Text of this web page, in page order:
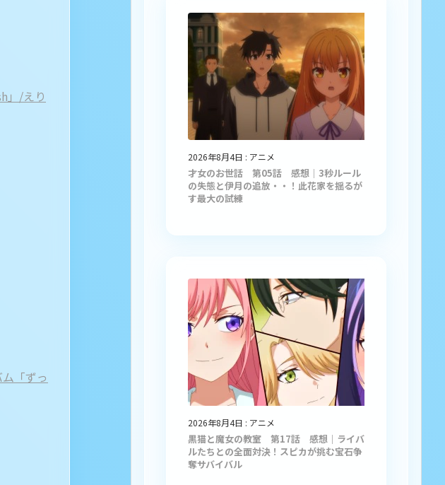
」/えり
「ずっ
2026年8月4日 : アニメ
才女のお世話 第05話 感想｜3秒ルール
の失態と伊月の追放・・！此花家を揺るが
す最大の試練
2026年8月4日 : アニメ
黒猫と魔女の教室 第17話 感想｜ライバ
ルたちとの全面対決！スピカが挑む宝石争
奪サバイバル